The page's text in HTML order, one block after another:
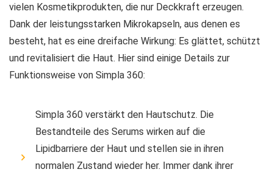
vielen Kosmetikprodukten, die nur Deckkraft erzeugen.
Dank der leistungsstarken Mikrokapseln, aus denen es
besteht, hat es eine dreifache Wirkung: Es glättet, schützt
und revitalisiert die Haut. Hier sind einige Details zur
Funktionsweise von Simpla 360:
Simpla 360 verstärkt den Hautschutz. Die
Bestandteile des Serums wirken auf die
Lipidbarriere der Haut und stellen sie in ihren
normalen Zustand wieder her. Immer dank ihrer